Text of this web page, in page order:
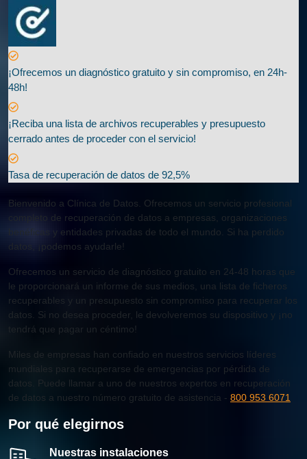
¡Ofrecemos un diagnóstico gratuito y sin compromiso, en 24h-
48h!
¡Reciba una lista de archivos recuperables y presupuesto
cerrado antes de proceder con el servicio!
Tasa de recuperación de datos de 92,5%
Bienvenido a Clínica de Datos. Ofrecemos un servicio profesional
completo de recuperación de datos a empresas, organizaciones
benéficas y entidades privadas de todo el mundo. Si ha perdido
datos, ¡podemos ayudarle!
Ofrecemos un servicio de diagnóstico gratuito en 24-48 horas que
le proporcionará un informe de sus medios, una lista de ficheros
recuperables y un presupuesto sin compromiso para recuperar los
datos. Si no desea proceder, le devolveremos su dispositivo y ¡no
tendrá que pagar un céntimo!
Miles de empresas han confiado en nuestros servicios líderes
mundiales para recuperarse de emergencias por pérdida de
datos. Puede llamar a uno de nuestros expertos en recuperación
de datos a nuestro número gratuito de asistencia - 800 953 6071
Por qué elegirnos
Nuestras instalaciones